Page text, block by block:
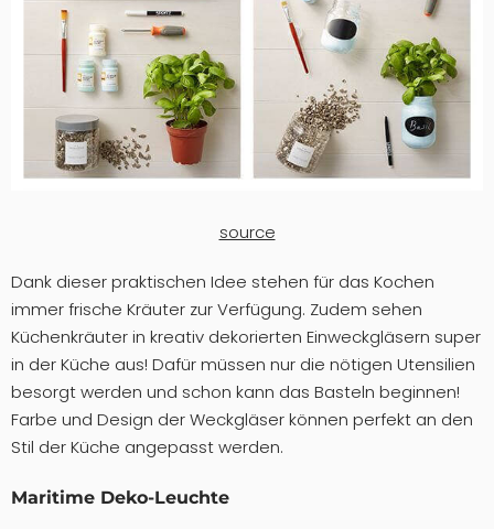
source
Dank dieser praktischen Idee stehen für das Kochen
immer frische Kräuter zur Verfügung. Zudem sehen
Küchenkräuter in kreativ dekorierten Einweckgläsern super
in der Küche aus! Dafür müssen nur die nötigen Utensilien
besorgt werden und schon kann das Basteln beginnen!
Farbe und Design der Weckgläser können perfekt an den
Stil der Küche angepasst werden.
Maritime Deko-Leuchte